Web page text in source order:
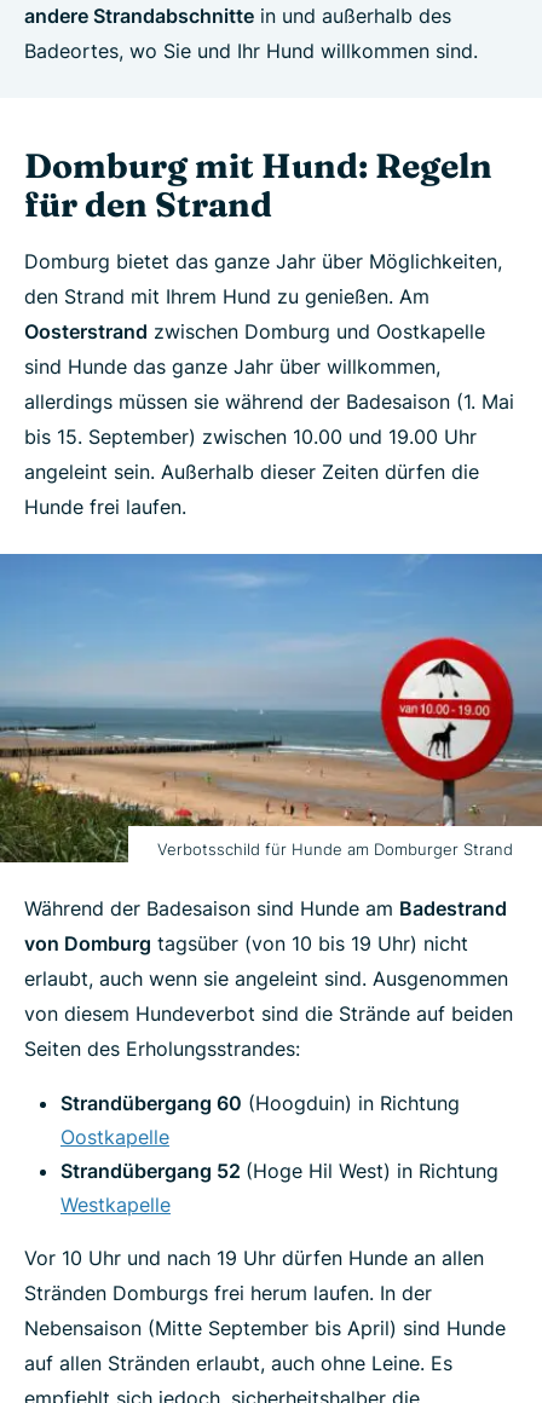
andere Strandabschnitte in und außerhalb des
Badeortes, wo Sie und Ihr Hund willkommen sind.
Domburg mit Hund: Regeln
für den Strand
Domburg bietet das ganze Jahr über Möglichkeiten,
den Strand mit Ihrem Hund zu genießen. Am
Oosterstrand zwischen Domburg und Oostkapelle
sind Hunde das ganze Jahr über willkommen,
allerdings müssen sie während der Badesaison (1. Mai
bis 15. September) zwischen 10.00 und 19.00 Uhr
angeleint sein. Außerhalb dieser Zeiten dürfen die
Hunde frei laufen.
Verbotsschild für Hunde am Domburger Strand
Während der Badesaison sind Hunde am Badestrand
von Domburg tagsüber (von 10 bis 19 Uhr) nicht
erlaubt, auch wenn sie angeleint sind. Ausgenommen
von diesem Hundeverbot sind die Strände auf beiden
Seiten des Erholungsstrandes:
Strandübergang 60 (Hoogduin) in Richtung
Oostkapelle
Strandübergang 52 (Hoge Hil West) in Richtung
Westkapelle
Vor 10 Uhr und nach 19 Uhr dürfen Hunde an allen
Stränden Domburgs frei herum laufen. In der
Nebensaison (Mitte September bis April) sind Hunde
auf allen Stränden erlaubt, auch ohne Leine. Es
empfiehlt sich jedoch, sicherheitshalber die